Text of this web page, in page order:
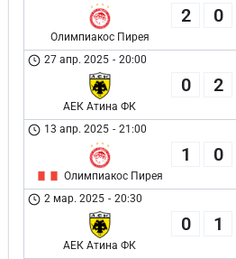
Олимпиакос Пирея
2 0
27 апр. 2025 - 20:00
АЕК Атина ФК
0 2
13 апр. 2025 - 21:00
Олимпиакос Пирея
1 0
2 мар. 2025 - 20:30
АЕК Атина ФК
0 1